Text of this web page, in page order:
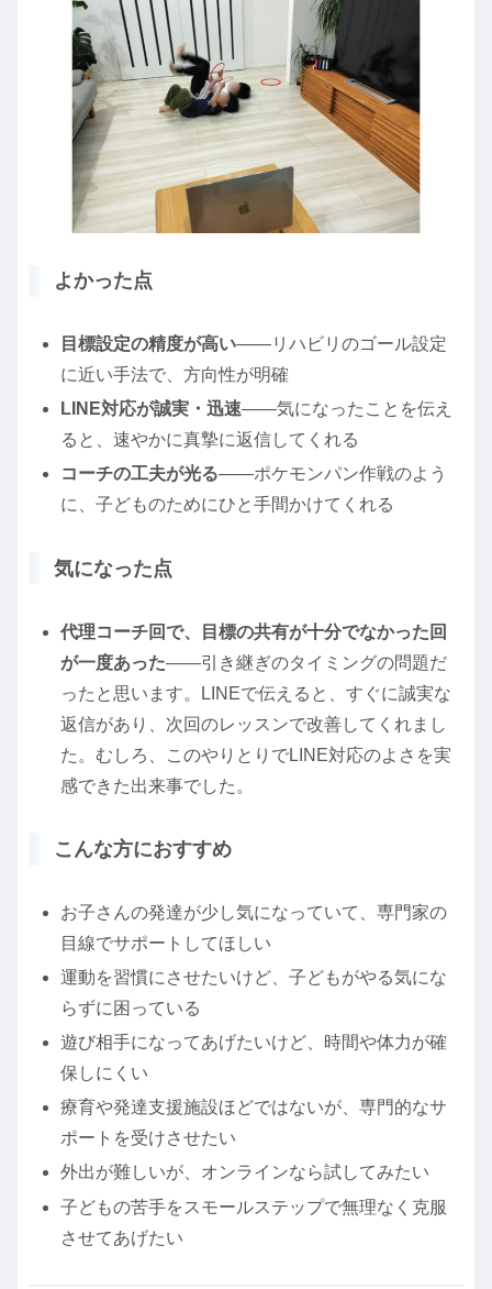
よかった点
目標設定の精度が高い——リハビリのゴール設定
に近い手法で、方向性が明確
LINE対応が誠実・迅速——気になったことを伝え
ると、速やかに真摯に返信してくれる
コーチの工夫が光る——ポケモンパン作戦のよう
に、子どものためにひと手間かけてくれる
気になった点
代理コーチ回で、目標の共有が十分でなかった回
が一度あった——引き継ぎのタイミングの問題だ
ったと思います。LINEで伝えると、すぐに誠実な
返信があり、次回のレッスンで改善してくれまし
た。むしろ、このやりとりでLINE対応のよさを実
感できた出来事でした。
こんな方におすすめ
お子さんの発達が少し気になっていて、専門家の
目線でサポートしてほしい
運動を習慣にさせたいけど、子どもがやる気にな
らずに困っている
遊び相手になってあげたいけど、時間や体力が確
保しにくい
療育や発達支援施設ほどではないが、専門的なサ
ポートを受けさせたい
外出が難しいが、オンラインなら試してみたい
子どもの苦手をスモールステップで無理なく克服
させてあげたい